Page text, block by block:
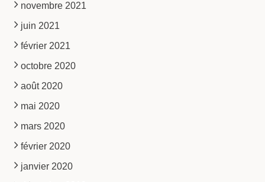
novembre 2021
juin 2021
février 2021
octobre 2020
août 2020
mai 2020
mars 2020
février 2020
janvier 2020